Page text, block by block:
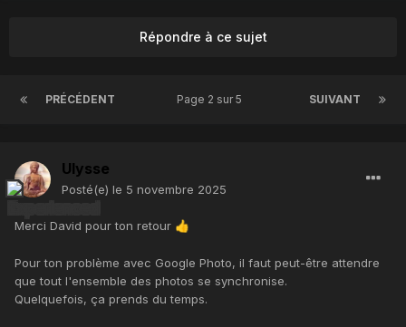
Répondre à ce sujet
PRÉCÉDENT SUIVANT
Page 2 sur 5
Ulysse
Posté(e) le 5 novembre 2025
Merci David pour ton retour 👍
Pour ton problème avec Google Photo, il faut peut-être attendre
que tout l'ensemble des photos se synchronise.
Quelquefois, ça prends du temps.